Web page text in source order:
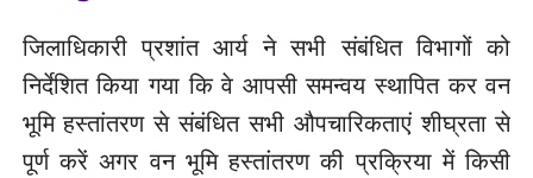
जिलाधिकारी प्रशांत आर्य ने सभी संबंधित विभागों को
निर्देशित किया गया कि वे आपसी समन्वय स्थापित कर वन
भूमि हस्तांतरण से संबंधित सभी औपचारिकताएं शीघ्रता से
पूर्ण करें अगर वन भूमि हस्तांतरण की प्रक्रिया में किसी